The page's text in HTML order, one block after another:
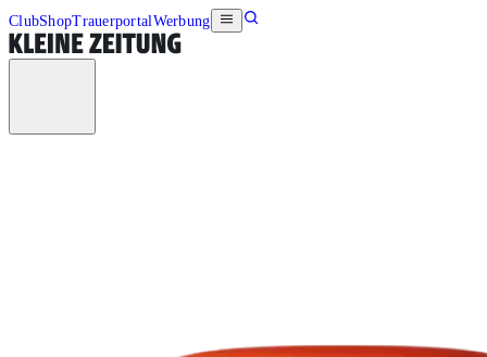
ClubShopTrauerportalWerbung